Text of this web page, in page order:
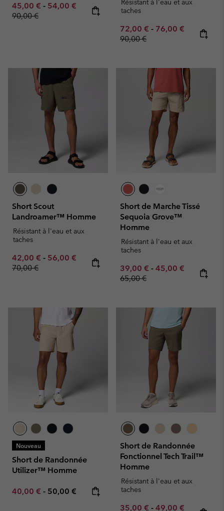
Minimum sale price:
45,00 € - Maximum sale price:
54,00 € Regular price:
90,00 €
Résistant à l'eau et aux
taches
Minimum sale price:
72,00 € - Maximum sale
76,00 € Regular
90,00 €
Short Scout
Landroamer™ Homme
Résistant à l'eau et aux
taches
Minimum sale price:
42,00 € - Maximum sale price:
56,00 € Regular price:
70,00 €
Short de Marche Tissé
Sequoia Grove™
Homme
Résistant à l'eau et aux
taches
Minimum sale price:
39,00 € - Maximum sale
45,00 € Regular
65,00 €
Nouveau
Short de Randonnée
Utilizer™ Homme
Minimum sale price:
40,00 € - Maximum price:
50,00 €
Short de Randonnée
Fonctionnel Tech Trail™
Homme
Résistant à l'eau et aux
taches
Minimum sale price:
35,00 € - Maximum sale
49,00 € Regular